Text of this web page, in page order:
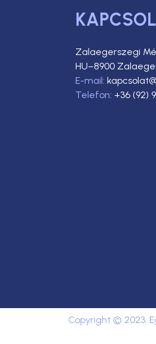
Zalaegerszegi
HU–8900
E-mail:
Telefon: +36 (92)
Copyright © 2023.